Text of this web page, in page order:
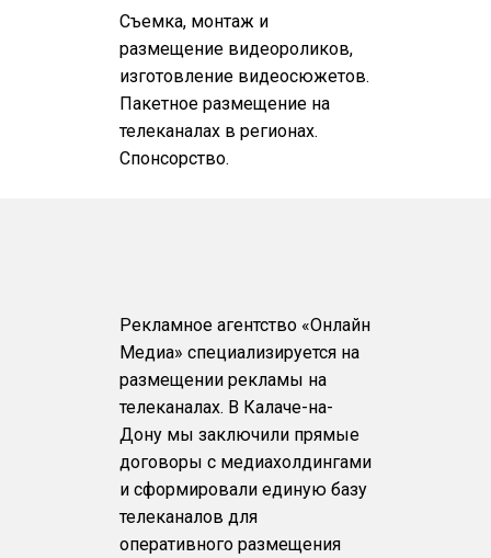
Съемка, монтаж и
размещение видеороликов,
изготовление видеосюжетов.
Пакетное размещение на
телеканалах в регионах.
Спонсорство.
Рекламное агентство «Онлайн
Медиа» специализируется на
размещении рекламы на
телеканалах. В Калаче-на-
Дону мы заключили прямые
договоры с медиахолдингами
и сформировали единую базу
телеканалов для
оперативного размещения